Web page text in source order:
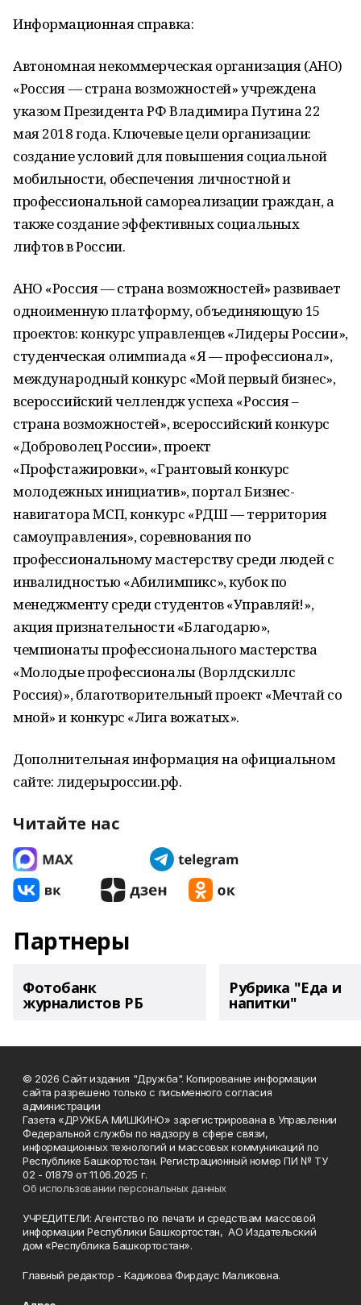
Информационная справка:
Автономная некоммерческая организация (АНО)
«Россия — страна возможностей» учреждена
указом Президента РФ Владимира Путина 22
мая 2018 года. Ключевые цели организации:
создание условий для повышения социальной
мобильности, обеспечения личностной и
профессиональной самореализации граждан, а
также создание эффективных социальных
лифтов в России.
АНО «Россия — страна возможностей» развивает
одноименную платформу, объединяющую 15
проектов: конкурс управленцев «Лидеры России»,
студенческая олимпиада «Я — профессионал»,
международный конкурс «Мой первый бизнес»,
всероссийский челлендж успеха «Россия –
страна возможностей», всероссийский конкурс
«Доброволец России», проект
«Профстажировки», «Грантовый конкурс
молодежных инициатив», портал Бизнес-
навигатора МСП, конкурс «РДШ — территория
самоуправления», соревнования по
профессиональному мастерству среди людей с
инвалидностью «Абилимпикс», кубок по
менеджменту среди студентов «Управляй!»,
акция признательности «Благодарю»,
чемпионаты профессионального мастерства
«Молодые профессионалы (Ворлдскиллс
Россия)», благотворительный проект «Мечтай со
мной» и конкурс «Лига вожатых».
Дополнительная информация на официальном
сайте: лидерыроссии.рф.
Читайте нас
Партнеры
Фотобанк
журналистов РБ
Рубрика "Еда и
напитки"
© 2026 Сайт издания "Дружба". Копирование информации
сайта разрешено только с письменного согласия
администрации
Газета «ДРУЖБА МИШКИНО» зарегистрирована в Управлении
Федеральной службы по надзору в сфере связи,
информационных технологий и массовых коммуникаций по
Республике Башкортостан. Регистрационный номер ПИ № ТУ
02 - 01879 от 11.06.2025 г.
Об использовании персональных данных
УЧРЕДИТЕЛИ: Агентство по печати и средствам массовой
информации Республики Башкортостан, АО Издательский
дом «Республика Башкортостан».
Главный редактор - Кадикова Фирдаус Маликовна.